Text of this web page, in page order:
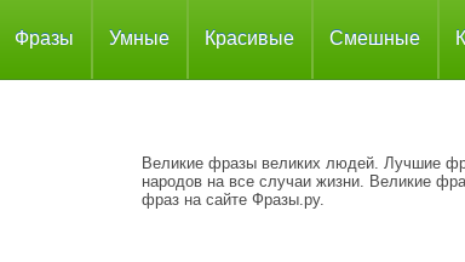
Фразы Умные Красивые Смешные
Великие фразы великих людей. Лучшие
народов на все случаи жизни. Великие
фраз на сайте Фразы.ру.